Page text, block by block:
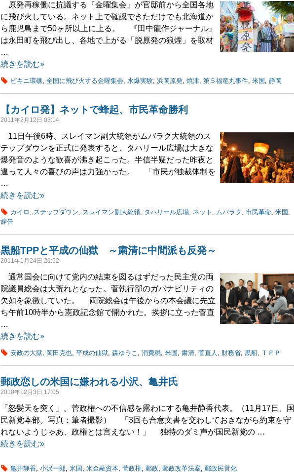
原発再稼働に抗議する『金曜集会』が官邸前から全国各地
に飛び火している。ネット上で確認できただけでも北海道か
ら鹿児島まで50ヶ所以上に上る。 『田中龍作ジャーナル』
は永田町を飛び出し、各地で上がる「脱原発の狼煙」を取材
…
続きを読む»
ビキニ環礁, 全国に飛び火する金曜集会, 水爆実験, 浜岡原発, 焼津, 第５福竜丸事件, 米国 , 静岡
【カイロ発】ネットで蜂起、市民革命勝利
2011年2月12日 03:14
11日午後6時、スレイマン副大統領がムバラク大統領のス
テップダウンを正式に発表すると、タハリール広場は大きな
爆発音のような歓喜が沸き起こった。半信半疑だった昨夜と
違って人々の喜びの声は力強かった。 「市民が独裁体制を
…
続きを読む»
カイロ , ステップダウン, スレイマン副大統領, タハリール広場, ネット , ムバラク , 市民革命, 米国 ,
辞任
黒船TPPと平成の仙獄 ～粛清に中間派も反発～
2011年1月24日 21:52
通常国会に向けて党内の結束を図るはずだった民主党の両
院議員総会は大荒れとなった。菅執行部のガバナビリティの
欠如を象徴していた。 両院総会は午後からの本会議に先立
ち午前10時半から憲政記念館で開かれた。挨拶に立った菅直
…
続きを読む»
安政の大獄, 岡田克也, 平成の仙獄, 森ゆうこ , 消費税, 米国 , 粛清, 菅直人 , 財務省, 黒船, ＴＰＰ
郵政恋しの米国に嫌われる小沢、亀井氏
2010年12月3日 17:05
「怒髪天を突く」。菅政権への不信感を露わにする亀井静香代表。（11月17日、国
民新党本部。写真：筆者撮影） 「3回も合意文書を交わしておきながら約束を守
れないようじゃあ、政権とは言えない！」 独特のダミ声が国民新党の …
続きを読む»
亀井静香, 小沢一郎, 米国 , 米金融資本, 菅政権, 郵政, 郵政改革法案, 郵政民営化